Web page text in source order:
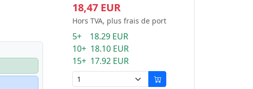
18,47 EUR
Hors TVA, plus frais de port
5+ 18.29 EUR
10+ 18.10 EUR
15+ 17.92 EUR